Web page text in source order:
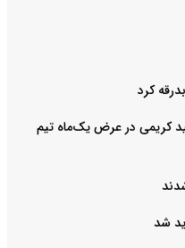
کرد
کریمی در عرض یک‌ماه تیم
شد